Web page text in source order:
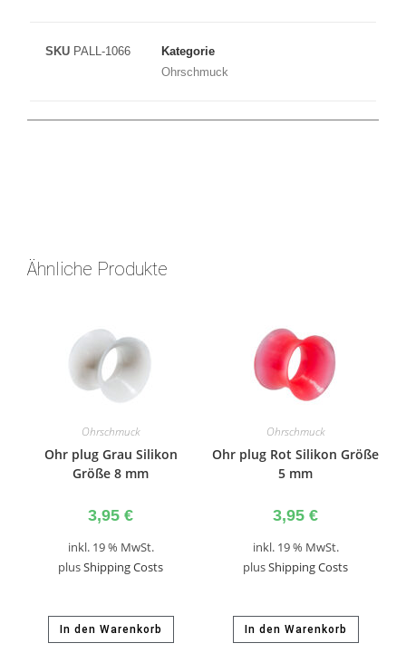
SKU PALL-1066
Kategorie
Ohrschmuck
Ähnliche Produkte
Ohrschmuck
Ohr plug Grau Silikon
Größe 8 mm
3,95 €
inkl. 19 % MwSt.
plusShipping Costs
In den Warenkorb
Ohrschmuck
Ohr plug Rot Silikon Größe
5 mm
3,95 €
inkl. 19 % MwSt.
plusShipping Costs
In den Warenkorb